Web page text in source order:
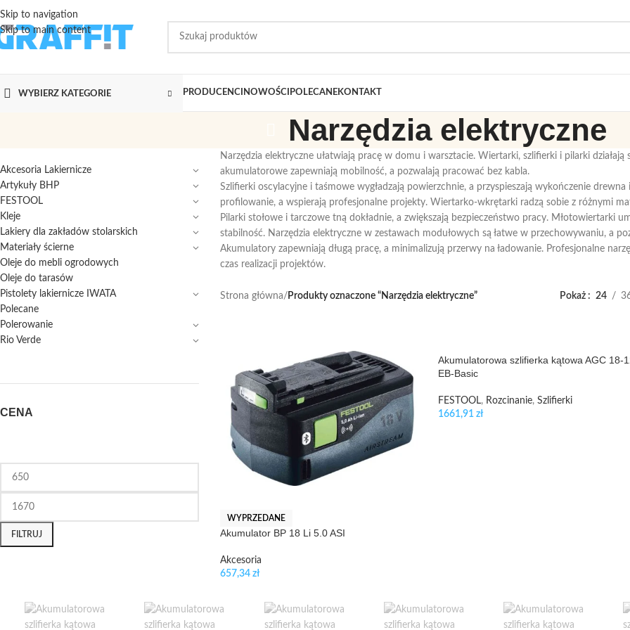
Skip to navigation
Skip to main content
WYBIERZ KATEGORIE PRODUCENCI NOWOŚCI POLECANEKONTAKT
Narzędzia elektryczne
Akcesoria Lakiernicze
Artykuły BHP
FESTOOL
Kleje
Lakiery dla zakładów stolarskich
Materiały ścierne
Oleje do mebli ogrodowych
Oleje do tarasów
Pistolety lakiernicze IWATA
Polecane
Polerowanie
Rio Verde
CENA
FILTRUJ
Narzędzia elektryczne ułatwiają pracę w domu i warsztacie. Wiertarki, szlifierki i pilarki
akumulatorowe zapewniają mobilność, a pozwalają pracować bez kabla.
Szlifierki oscylacyjne i taśmowe wygładzają powierzchnie, a przyspieszają wykończenie
profilowanie, a wspierają profesjonalne projekty. Wiertarko-wkrętarki radzą sobie z różnymi
Pilarki stołowe i tarczowe tną dokładnie, a zwiększają bezpieczeństwo pracy. Młotowiertarki
stabilność. Narzędzia elektryczne w zestawach modułowych są łatwe w przechowywaniu, a
Akumulatory zapewniają długą pracę, a minimalizują przerwy na ładowanie. Profesjonalne
czas realizacji projektów.
Strona główna/ Produkty oznaczone “Narzędzia elektryczne” Pokaż 24
WYPRZEDANE
Akumulator BP 18 Li 5.0 ASI
Akcesoria
657,34 zł
Akumulatorowa szlifierka kątowa AGC 18-
EB-Basic
FESTOOL, Rozcinanie, Szlifierki
1661,91 zł